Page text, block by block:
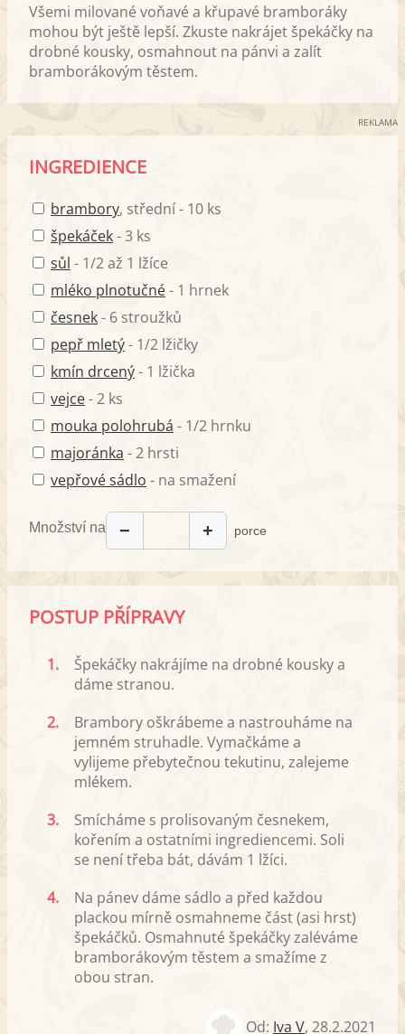
Všemi milované voňavé a křupavé bramboráky
mohou být ještě lepší. Zkuste nakrájet špekáčky na
drobné kousky, osmahnout na pánvi a zalít
bramborákovým těstem.
REKLAMA
INGREDIENCE
brambory, střední - 10 ks
špekáček- 3 ks
sůl - 1/2 až 1 lžíce
mléko plnotučné- 1 hrnek
česnek- 6 stroužků
pepř mletý- 1/2 lžičky
kmín drcený- 1 lžička
vejce- 2 ks
mouka polohrubá - 1/2 hrnku
majoránka - 2 hrsti
vepřové sádlo - na smažení
Množství na − + porce
POSTUP PŘÍPRAVY
1.
Špekáčky nakrájíme na drobné kousky a
dáme stranou.
2.
Brambory oškrábeme a nastrouháme na
jemném struhadle. Vymačkáme a
vylijeme přebytečnou tekutinu, zalejeme
mlékem.
3.
Smícháme s prolisovaným česnekem,
kořením a ostatními ingrediencemi. Soli
se není třeba bát, dávám 1 lžíci.
4.
Na pánev dáme sádlo a před každou
plackou mírně osmahneme část (asi hrst)
špekáčků. Osmahnuté špekáčky zaléváme
bramborákovým těstem a smažíme z
obou stran.
Od: Iva V, 28.2.2021